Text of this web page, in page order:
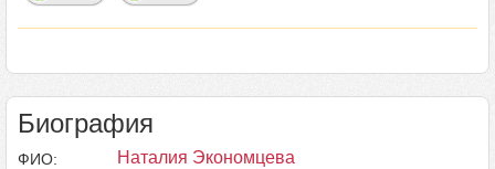
Биография
ФИО: Наталия Экономцева